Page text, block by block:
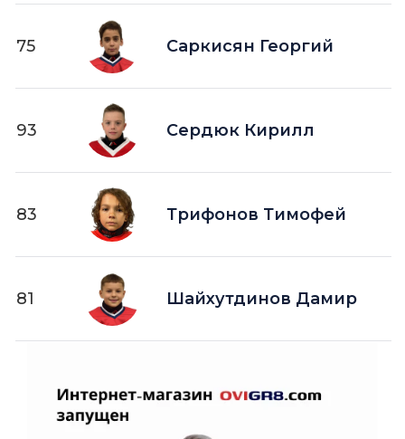
75 Саркисян Георгий
93 Сердюк Кирилл
83 Трифонов Тимофей
81 Шайхутдинов Дамир